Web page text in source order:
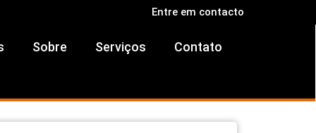
Entre em contacto
Sobre Serviços Contato